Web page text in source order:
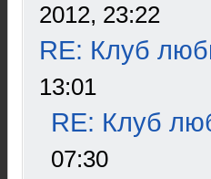
2012, 23:22
RE: Клуб
13:01
RE: Клуб
07:30